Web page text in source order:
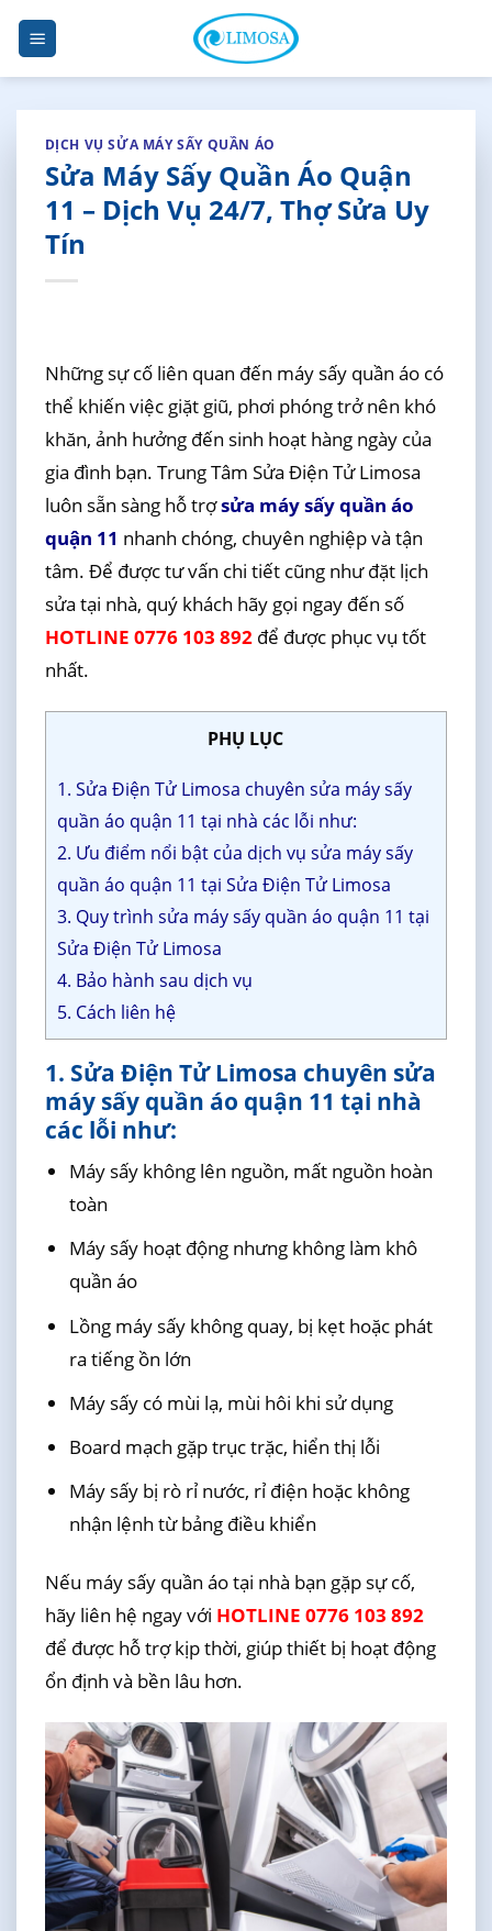
Skip
content
DỊCH VỤ SỬA MÁY SẤY QUẦN ÁO
Sửa Máy Sấy Quần Áo Quận
11 – Dịch Vụ 24/7, Thợ Sửa Uy
Tín
Những sự cố liên quan đến máy sấy quần áo có
thể khiến việc giặt giũ, phơi phóng trở nên khó
khăn, ảnh hưởng đến sinh hoạt hàng ngày của
gia đình bạn. Trung Tâm Sửa Điện Tử Limosa
luôn sẵn sàng hỗ trợsửa máy sấy quần áo
quận 11 nhanh chóng, chuyên nghiệp và tận
tâm. Để được tư vấn chi tiết cũng như đặt lịch
sửa tại nhà, quý khách hãy gọi ngay đến số
HOTLINE 0776 103 892để được phục vụ tốt
nhất.
PHỤ LỤC
1. Sửa Điện Tử Limosa chuyên sửa máy sấy
quần áo quận 11 tại nhà các lỗi như:
2. Ưu điểm nổi bật của dịch vụ sửa máy sấy
quần áo quận 11 tại Sửa Điện Tử Limosa
3. Quy trình sửa máy sấy quần áo quận 11 tại
Sửa Điện Tử Limosa
4. Bảo hành sau dịch vụ
5. Cách liên hệ
1. Sửa Điện Tử Limosa chuyên sửa
máy sấy quần áo quận 11 tại nhà
các lỗi như:
Máy sấy không lên nguồn, mất nguồn hoàn
toàn
Máy sấy hoạt động nhưng không làm khô
quần áo
Lồng máy sấy không quay, bị kẹt hoặc phát
ra tiếng ồn lớn
Máy sấy có mùi lạ, mùi hôi khi sử dụng
Board mạch gặp trục trặc, hiển thị lỗi
Máy sấy bị rò rỉ nước, rỉ điện hoặc không
nhận lệnh từ bảng điều khiển
Nếu máy sấy quần áo tại nhà bạn gặp sự cố,
hãy liên hệ ngay với HOTLINE 0776 103 892
để được hỗ trợ kịp thời, giúp thiết bị hoạt động
ổn định và bền lâu hơn.